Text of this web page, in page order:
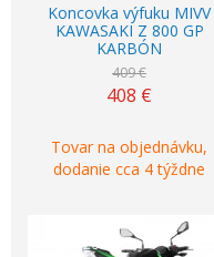
Koncovka výfuku MIVV
KAWASAKI Z 800 GP
KARBÓN
409 €
408 €
Tovar na objednávku,
dodanie cca 4 týždne
-20%